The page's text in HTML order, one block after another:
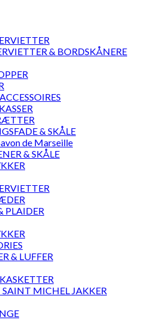
& BORDSKÅNERE
& SKÅLE
de Marseille
& SKÅLE
PLAIDER
& LUFFER
MICHEL JAKKER